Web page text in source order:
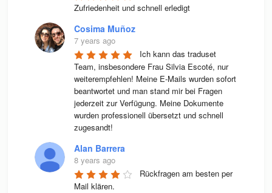
Zufriedenheit und schnell erledigt
Cosima Muñoz
7 years ago
Ich kann das traduset
Team, insbesondere Frau Silvia Escoté, nur
weiterempfehlen! Meine E-Mails wurden sofort
beantwortet und man stand mir bei Fragen
jederzeit zur Verfügung. Meine Dokumente
wurden professionell übersetzt und schnell
zugesandt!
Alan Barrera
8 years ago
Rückfragen am besten per
Mail klären.